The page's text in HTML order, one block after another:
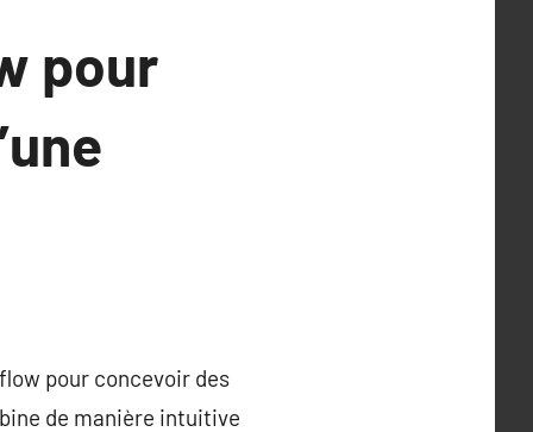
pour
pour concevoir des
de manière intuitive